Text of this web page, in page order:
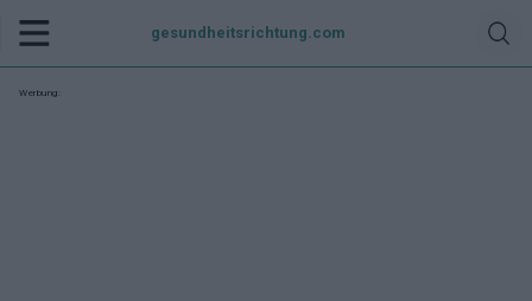
gesundheitsrichtung.com
Werbung: